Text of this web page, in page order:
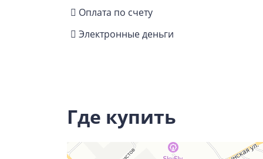
Оплата по счету
Электронные деньги
Где купить